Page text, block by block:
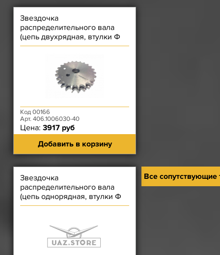
Звездочка
распределительного вала
(цепь двухрядная, втулки Ф
6,35 мм) ЗМЗ-406
Код 00166
Арт. 406.1006030-40
Цена: 3917 руб
Добавить в корзину
Звездочка
распределительного вала
(цепь однорядная, втулки Ф
6,35 мм) ЗМЗ-406
Все сопутствующие